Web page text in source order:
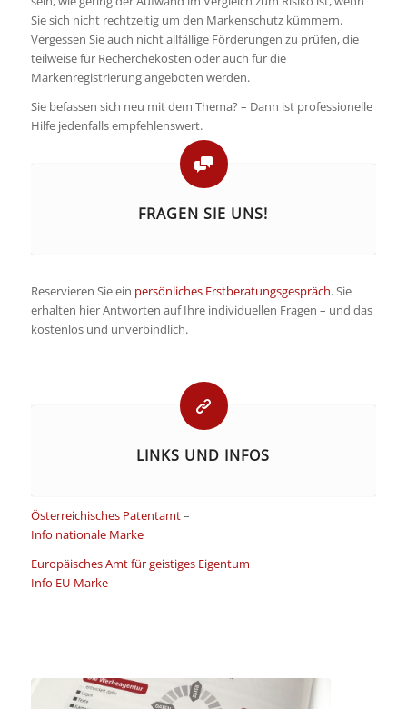
Sie sich nicht rechtzeitig um den Markenschutz kümmern.
Vergessen Sie auch nicht allfällige Förderungen zu prüfen, die
teilweise für Recherchekosten oder auch für die
Markenregistrierung angeboten werden.
Sie befassen sich neu mit dem Thema? – Dann ist professionelle
Hilfe jedenfalls empfehlenswert.
FRAGEN SIE UNS!
Reservieren Sie ein persönliches Erstberatungsgespräch. Sie
erhalten hier Antworten auf Ihre individuellen Fragen – und das
kostenlos und unverbindlich.
LINKS UND INFOS
Österreichisches Patentamt–
Info nationale Marke
Europäisches Amt für geistiges Eigentum
Info EU-Marke